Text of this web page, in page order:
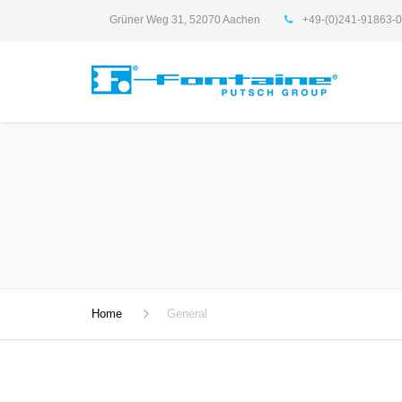
Grüner Weg 31, 52070 Aachen +49-(0)241-91863-0
Home General